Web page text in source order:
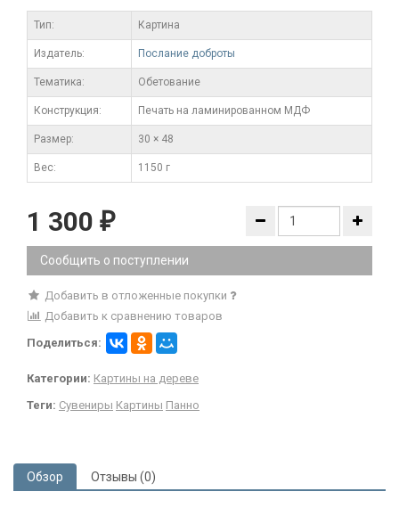
Тип: Картина
Издатель: Послание доброты
Тематика: Обетование
Конструкция: Печать на ламинированном МДФ
Размер: 30 × 48
Вес: 1150 г
1 300 ₽
Сообщить о поступлении
Добавить в отложенные покупки
Добавить к сравнению товаров
Поделиться:
Категории: Картины на дереве
Теги: Сувениры Картины Панно
Обзор Отзывы (0)